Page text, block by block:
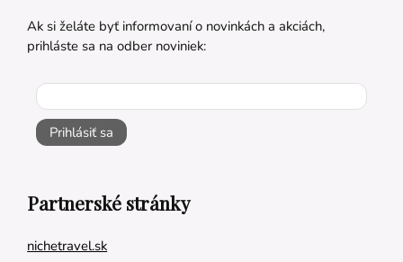
Ak si želáte byť informovaní o novinkách a akciách,
prihláste sa na odber noviniek:
Prihlásiť sa
Partnerské stránky
nichetravel.sk